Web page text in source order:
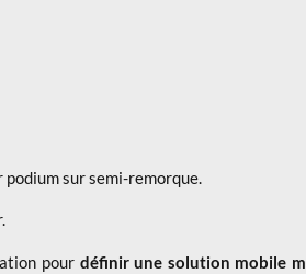
sur semi-remorque.
pour définir une solution mobile